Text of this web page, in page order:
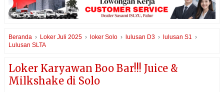
Beranda › Loker Juli 2025 › loker Solo › lulusan D3 › lulusan S1 ›
Lulusan SLTA
Loker Karyawan Boo Bar!!! Juice &
Milkshake di Solo